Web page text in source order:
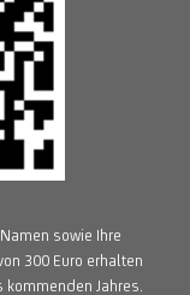
sowie Ihre
300 Euro erhalten
Jahres.